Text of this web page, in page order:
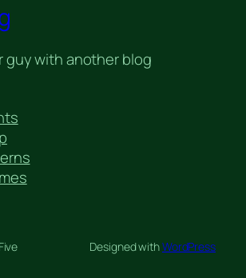
guy with another blog
Designed withWordPress